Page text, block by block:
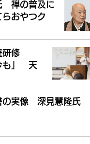
禅の普及に
おやつク
研修
も」 天
の実像 深見慧隆氏